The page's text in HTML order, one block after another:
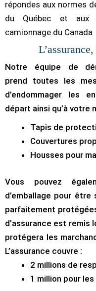
répondes aux normes
du Québec et aux
camionnage du Canada
Notre équipe de
prend toutes les
d’endommager les
départ ainsi qu’à votre
Tapis de
Couvertures
Housses pour
Vous pouvez
d’emballage pour
parfaitement
d’assurance est remis
protégera les
L’assurance couvre :
2 millions de
1 million pour